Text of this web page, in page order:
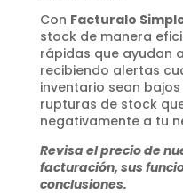
Con Facturalo
stock de manera
rápidas que ayudan
recibiendo alertas
inventario sean
rupturas de stock
negativamente a tu
Revisa el precio de
facturación, sus
conclusiones.